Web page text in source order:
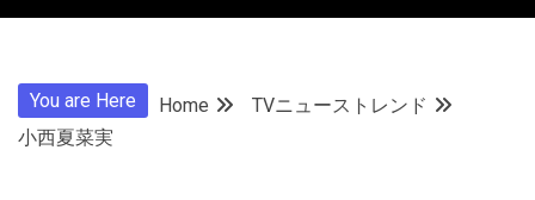
You are Here Home
TVニューストレンド
小西夏菜実